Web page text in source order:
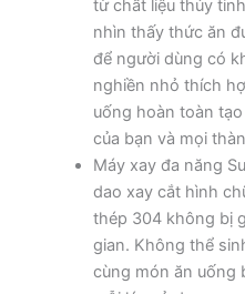
từ chất liệu thủy
nhìn thấy thức ăn
để người dùng có
nghiền nhỏ thích
uống hoàn toàn
của bạn và mọi
Máy xay đa năng
dao xay cắt hình
thép 304 không bị
gian. Không thể
cùng món ăn uống